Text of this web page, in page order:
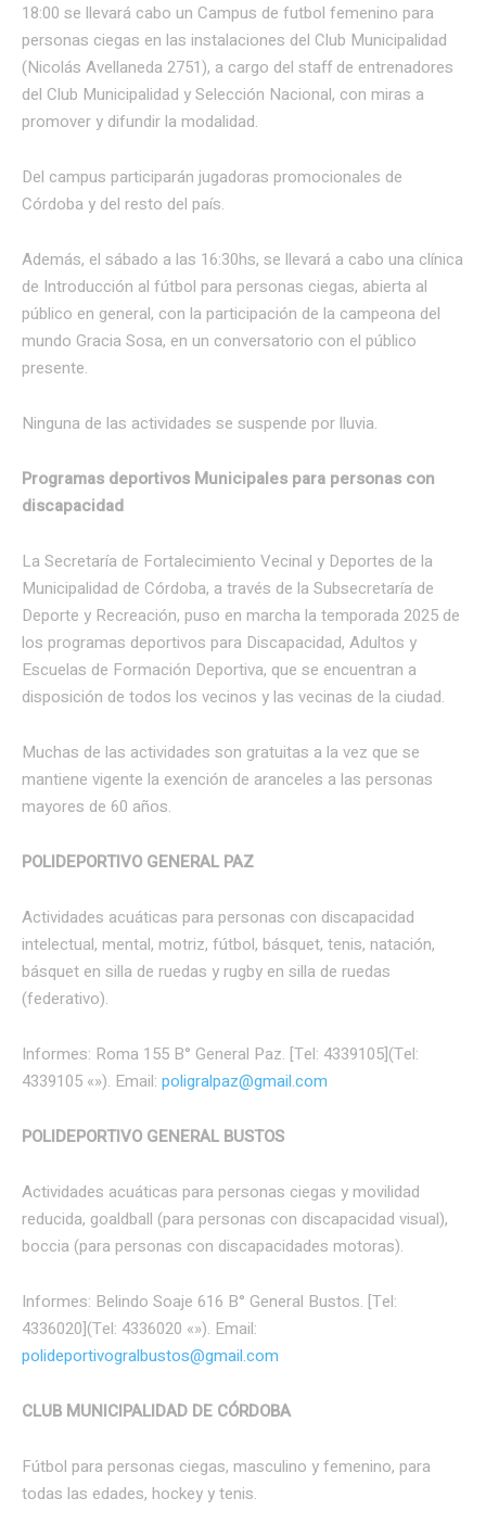
18:00 se llevará cabo un Campus de futbol femenino para
personas ciegas en las instalaciones del Club Municipalidad
(Nicolás Avellaneda 2751), a cargo del staff de entrenadores
del Club Municipalidad y Selección Nacional, con miras a
promover y difundir la modalidad.
Del campus participarán jugadoras promocionales de
Córdoba y del resto del país.
Además, el sábado a las 16:30hs, se llevará a cabo una clínica
de Introducción al fútbol para personas ciegas, abierta al
público en general, con la participación de la campeona del
mundo Gracia Sosa, en un conversatorio con el público
presente.
Ninguna de las actividades se suspende por lluvia.
Programas deportivos Municipales para personas con
discapacidad
La Secretaría de Fortalecimiento Vecinal y Deportes de la
Municipalidad de Córdoba, a través de la Subsecretaría de
Deporte y Recreación, puso en marcha la temporada 2025 de
los programas deportivos para Discapacidad, Adultos y
Escuelas de Formación Deportiva, que se encuentran a
disposición de todos los vecinos y las vecinas de la ciudad.
Muchas de las actividades son gratuitas a la vez que se
mantiene vigente la exención de aranceles a las personas
mayores de 60 años.
POLIDEPORTIVO GENERAL PAZ
Actividades acuáticas para personas con discapacidad
intelectual, mental, motriz, fútbol, básquet, tenis, natación,
básquet en silla de ruedas y rugby en silla de ruedas
(federativo).
Informes: Roma 155 B° General Paz. [Tel: 4339105](Tel:
4339105 «‌»). Email: poligralpaz@gmail.com
POLIDEPORTIVO GENERAL BUSTOS
Actividades acuáticas para personas ciegas y movilidad
reducida, goaldball (para personas con discapacidad visual),
boccia (para personas con discapacidades motoras).
Informes: Belindo Soaje 616 B° General Bustos. [Tel:
4336020](Tel: 4336020 «‌»). Email:
polideportivogralbustos@gmail.com
CLUB MUNICIPALIDAD DE CÓRDOBA
Fútbol para personas ciegas, masculino y femenino, para
todas las edades, hockey y tenis.